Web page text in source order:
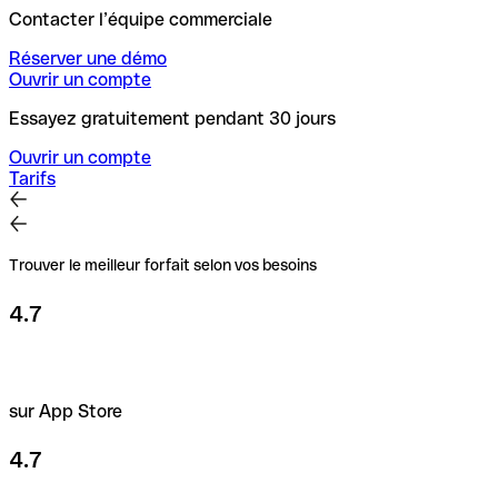
Contacter l’équipe commerciale
Réserver une démo
Ouvrir un compte
Essayez gratuitement pendant 30 jours
Ouvrir un compte
Tarifs
Trouver le meilleur forfait selon vos besoins
4.7
sur App Store
4.7